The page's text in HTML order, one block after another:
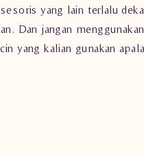
yang lain terlalu
Dan jangan
yang kalian gunakan